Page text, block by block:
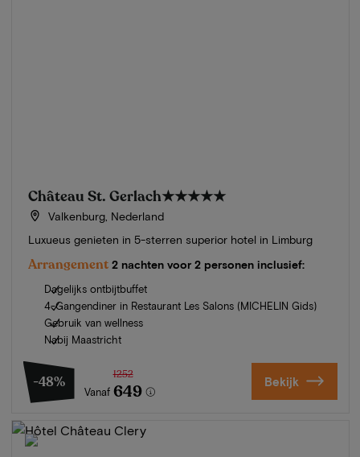
Château St. Gerlach★★★★★
Valkenburg, Nederland
Luxueus genieten in 5-sterren superior hotel in Limburg
Arrangement 2 nachten voor 2 personen inclusief:
Dagelijks ontbijtbuffet
4-Gangendiner in Restaurant Les Salons (MICHELIN Gids)
Gebruik van wellness
Nabij Maastricht
-48%
Vanaf
1252
649 Bekijk